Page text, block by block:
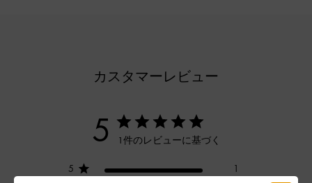
カスタマーレビュー
5 1件のレビューに基づく
5
1